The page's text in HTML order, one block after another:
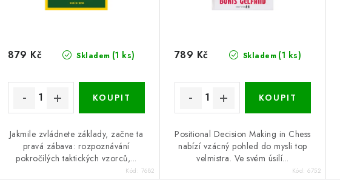
Skladem (1 ks)
879 Kč
Jakmile zvládnete základy, začne ta
pravá zábava: rozpoznávání
pokročilých taktických vzorců,...
Kód: 7682
Skladem (1 ks)
789 Kč
Positional Decision Making in Chess
nabízí vzácný pohled do mysli top
velmistra. Ve svém úsilí...
Kód:6752